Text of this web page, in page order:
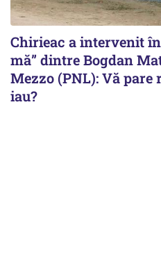
Chirieac a intervenit
mă” dintre Bogdan
Mezzo (PNL): Vă pare
iau?